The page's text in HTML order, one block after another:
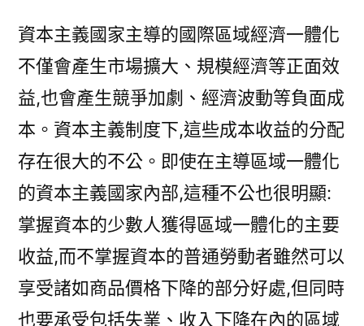
資本主義國家主導的國際區域經濟一體化
不僅會產生市場擴大、規模經濟等正面效
益,也會產生競爭加劇、經濟波動等負面成
本。資本主義制度下,這些成本收益的分配
存在很大的不公。即使在主導區域一體化
的資本主義國家內部,這種不公也很明顯:
掌握資本的少數人獲得區域一體化的主要
收益,而不掌握資本的普通勞動者雖然可以
享受諸如商品價格下降的部分好處,但同時
也要承受包括失業、收入下降在內的區域